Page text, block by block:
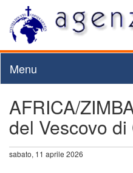
Menu
AFRICA/
del Vescovo
sabato, 11 aprile 2026